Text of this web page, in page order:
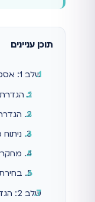
תוכן עניינים
שלב 1: אסטרטגיה, מחקר ויסודות
1. הגדרת יעדים ומדדי הצלחה (KPIs)
2. הגדרת קהל יעד ופרסונות
3. ניתוח מתחרים
4. מחקר מילות מפתח יסודי
5. בחירת סוג הקמפיין הנכון
שלב 2: הגדרות טכניות ומעקב